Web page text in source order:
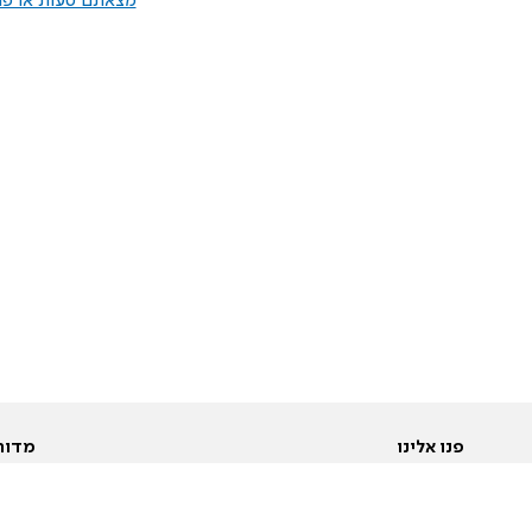
פנו אלינו